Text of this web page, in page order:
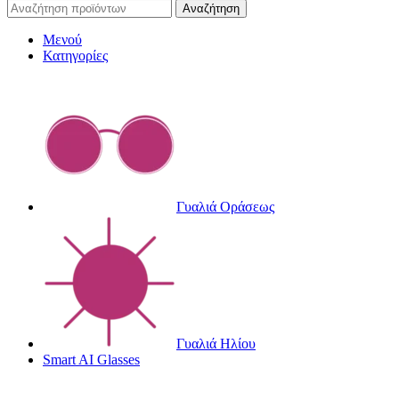
Αναζήτηση
Μενού
Κατηγορίες
Γυαλιά Οράσεως
Γυαλιά Ηλίου
Smart AI Glasses